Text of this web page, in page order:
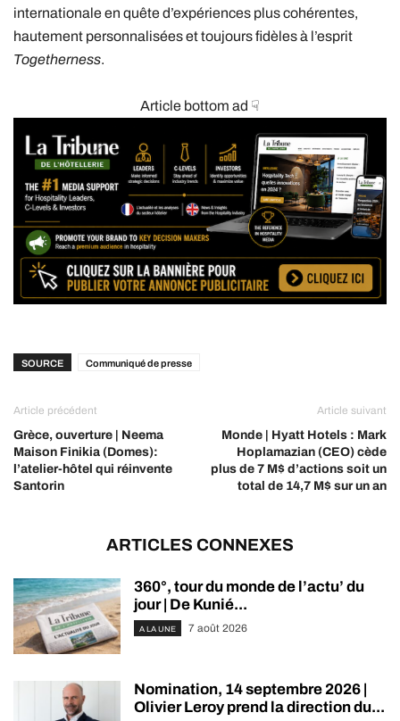
internationale en quête d’expériences plus cohérentes,
hautement personnalisées et toujours fidèles à l’esprit
Togetherness.
Article bottom ad ☟
SOURCE Communiqué de presse
Article précédent
Grèce, ouverture | Neema
Maison Finikia (Domes):
l’atelier-hôtel qui réinvente
Santorin
Article suivant
Monde | Hyatt Hotels : Mark
Hoplamazian (CEO) cède
plus de 7 M$ d’actions soit un
total de 14,7 M$ sur un an
ARTICLES CONNEXES
360°, tour du monde de l’actu’ du
jour | De Kunié...
A LA UNE 7 août 2026
Nomination, 14 septembre 2026 |
Olivier Leroy prend la direction du...